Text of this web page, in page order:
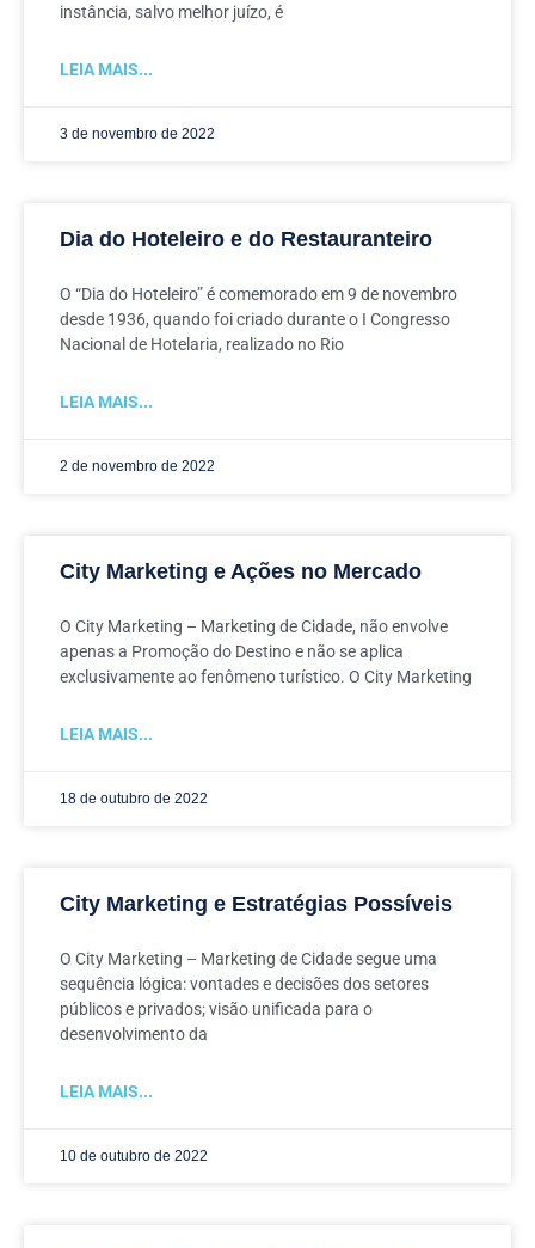
instância, salvo melhor juízo, é
LEIA MAIS...
3 de novembro de 2022
Dia do Hoteleiro e do Restauranteiro
O “Dia do Hoteleiro” é comemorado em 9 de novembro
desde 1936, quando foi criado durante o I Congresso
Nacional de Hotelaria, realizado no Rio
LEIA MAIS...
2 de novembro de 2022
City Marketing e Ações no Mercado
O City Marketing – Marketing de Cidade, não envolve
apenas a Promoção do Destino e não se aplica
exclusivamente ao fenômeno turístico. O City Marketing
LEIA MAIS...
18 de outubro de 2022
City Marketing e Estratégias Possíveis
O City Marketing – Marketing de Cidade segue uma
sequência lógica: vontades e decisões dos setores
públicos e privados; visão unificada para o
desenvolvimento da
LEIA MAIS...
10 de outubro de 2022